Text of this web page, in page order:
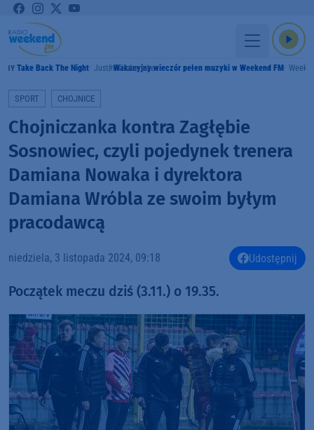
Take Back The Night Justin Timberlake
Wakacyjny wieczór pełen muzyki w Weekend FM
SPORT CHOJNICE
Chojniczanka kontra Zagłębie
Sosnowiec, czyli pojedynek trenera
Damiana Nowaka i dyrektora
Damiana Wróbla ze swoim byłym
pracodawcą
niedziela, 3 listopada 2024, 09:18 Udostępnij
Początek meczu dziś (3.11.) o 19.35.